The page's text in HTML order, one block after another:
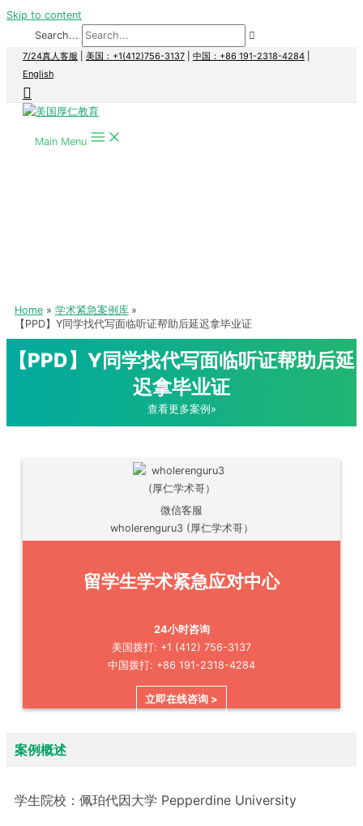
Skip to content
Search...
7/24真人客服 美国：+1(412)756-3137 中国：+86 191-2318-4284
English
Main Menu
Home
学术紧急案例库
【PPD】Y同学找代写面临听证帮助后延迟拿毕业证
【PPD】Y同学找代写面临听证帮助后延
迟拿毕业证
查看更多案例»
微信客服
wholerenguru3 (厚仁学术哥）
留学生学术紧急应对中心
24小时咨询
美国拨打: +1 (412) 756-3137
中国拨打: +86 191-2318-4284
立即在线咨询 >
案例概述
学生院校： 佩珀代因大学 Pepperdine University